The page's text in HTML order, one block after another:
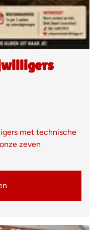
met technische
zeven